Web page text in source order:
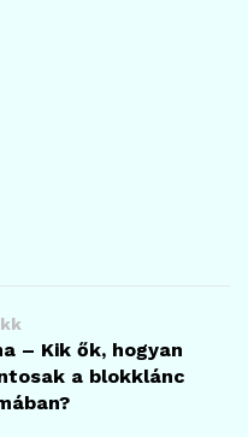
– Kik ők, hogyan
a blokklánc